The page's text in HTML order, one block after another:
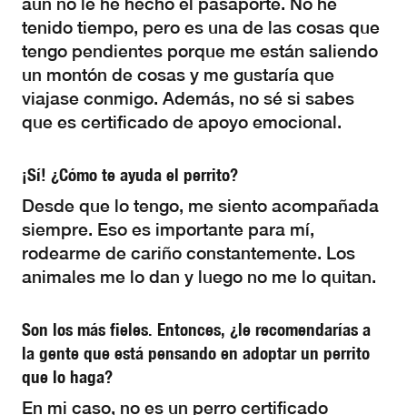
tenido tiempo, pero es una de las cosas que
tengo pendientes porque me están saliendo
un montón de cosas y me gustaría que
viajase conmigo. Además, no sé si sabes
que es certificado de apoyo emocional.
¡Sí! ¿Cómo te ayuda el perrito?
Desde que lo tengo, me siento acompañada
siempre. Eso es importante para mí,
rodearme de cariño constantemente. Los
animales me lo dan y luego no me lo quitan.
Son los más fieles. Entonces, ¿le recomendarías a
la gente que está pensando en adoptar un perrito
que lo haga?
En mi caso, no es un perro certificado